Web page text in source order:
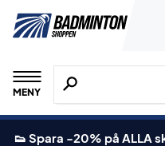
MENY
Sök efter
👟 Spara -20% på ALLA